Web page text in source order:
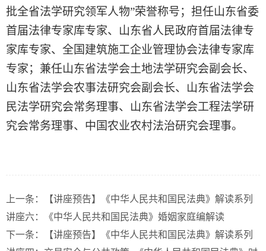
批全省法学研究领军人物”荣誉称号；担任山东省委
首届法律专家库专家、山东省人民政府首届法律专
家库专家、全国建筑施工企业管理协会法律专家库
专家；兼任山东省法学会土地法学研究会副会长、
山东省法学会农事法研究会副会长、山东省法学会
民法学研究会常务理事、山东省法学会工程法学研
究会常务理事、中国农业农村法治研究会理事。
上一条：
【讲座预告】《中华人民共和国民法典》解读系列
讲座六：《中华人民共和国民法典》婚姻家庭编解读
下一条：
【讲座预告】《中华人民共和国民法典》解读系列